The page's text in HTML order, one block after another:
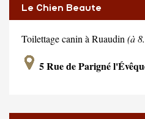
Le Chien Beaute
Toilettage canin à Ruaudin (à
5 Rue de Parigné